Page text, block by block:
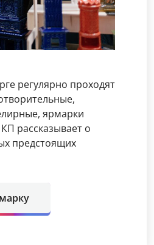
регулярно проходят
ярмарки
рассказывает о
предстоящих